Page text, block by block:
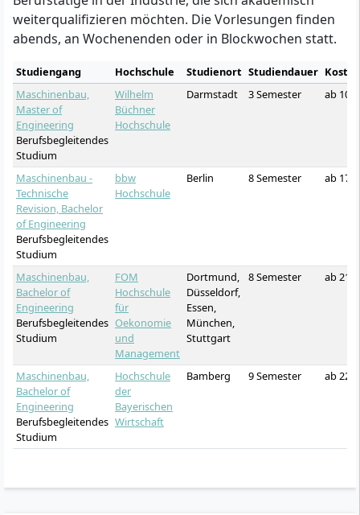
weiterqualifizieren möchten. Die Vorlesungen finden
abends, an Wochenenden oder in Blockwochen statt.
Studiengang Hochschule Studienort Studiendauer Kosten
Maschinenbau,
Master of
Engineering
Berufsbegleitendes
Studium
Wilhelm
Büchner
Hochschule
Darmstadt 3 Semester ab
Maschinenbau -
Technische
Revision, Bachelor
of Engineering
Berufsbegleitendes
Studium
bbw
Hochschule
Berlin 8 Semester ab
Maschinenbau,
Bachelor of
Engineering
Berufsbegleitendes
Studium
FOM
Hochschule
für
Oekonomie
und
Management
Dortmund,
Düsseldorf,
Essen,
München,
Stuttgart
8 Semester ab
Maschinenbau,
Bachelor of
Engineering
Berufsbegleitendes
Studium
Hochschule
der
Bayerischen
Wirtschaft
Bamberg 9 Semester ab